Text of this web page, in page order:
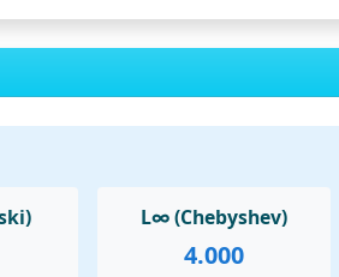
L∞ (Chebyshev)
4.000